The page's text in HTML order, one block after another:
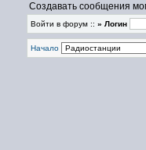
Создавать сообщения
Войти в форум :: » Логин
Начало